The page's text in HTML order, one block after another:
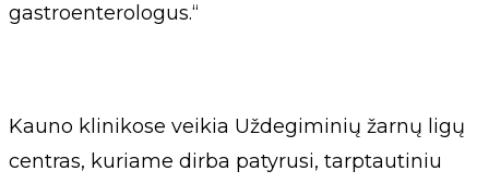
gastroenterologus.“
Kauno klinikose veikia Uždegiminių žarnų ligų
centras, kuriame dirba patyrusi, tarptautiniu